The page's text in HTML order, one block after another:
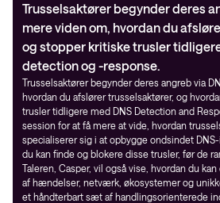
Trusselsaktører begynder deres
mere viden om, hvordan du
og stopper kritiske trusler
detection og -response.
Trusselsaktører begynder deres angreb via
hvordan du afslører trusselsaktører, og
trusler tidligere med DNS Detection and
session for at få mere at vide, hvordan
specialiserer sig i at opbygge ondsindet
du kan finde og blokere disse trusler, før de
Taleren, Casper, vil også vise, hvordan du
af hændelser, netværk, økosystemer og
et håndterbart sæt af handlingsorienterede